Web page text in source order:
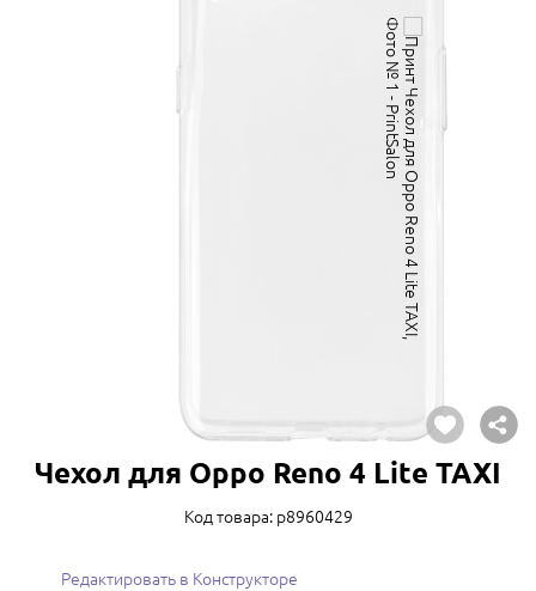
Чехол для Oppo Reno 4 Lite TAXI
Код товара: p8960429
Редактировать в Конструкторе